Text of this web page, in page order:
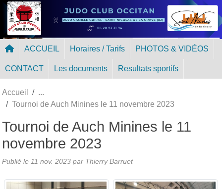
ACCUEIL Horaires / Tarifs PHOTOS & VIDÉOS
CONTACT Les documents Resultats sportifs
Accueil
Tournoi de Auch Minines le 11 novembre 2023
Tournoi de Auch Minines le 11
novembre 2023
Publié le 11 nov. 2023 par Thierry Barruet
Panneau de gestion des cookies